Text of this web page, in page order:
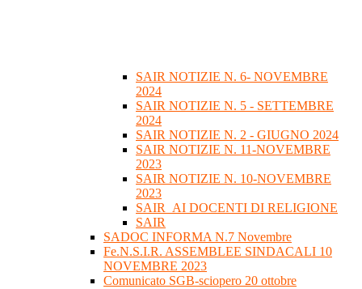
SAIR NOTIZIE N. 6- NOVEMBRE
2024
SAIR NOTIZIE N. 5 - SETTEMBRE
2024
SAIR NOTIZIE N. 2 - GIUGNO 2024
SAIR NOTIZIE N. 11-NOVEMBRE
2023
SAIR NOTIZIE N. 10-NOVEMBRE
2023
SAIR_AI DOCENTI DI RELIGIONE
SAIR
SADOC INFORMA N.7 Novembre
Fe.N.S.I.R. ASSEMBLEE SINDACALI 10
NOVEMBRE 2023
Comunicato SGB-sciopero 20 ottobre